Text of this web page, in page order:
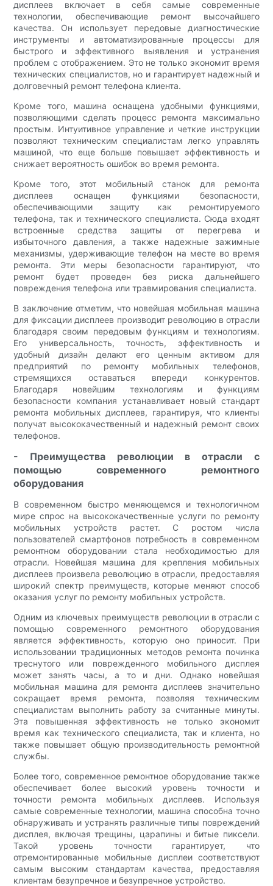
дисплеев включает в себя самые современные
технологии, обеспечивающие ремонт высочайшего
качества. Он использует передовые диагностические
инструменты и автоматизированные процессы для
быстрого и эффективного выявления и устранения
проблем с отображением. Это не только экономит время
технических специалистов, но и гарантирует надежный и
долговечный ремонт телефона клиента.
Кроме того, машина оснащена удобными функциями,
позволяющими сделать процесс ремонта максимально
простым. Интуитивное управление и четкие инструкции
позволяют техническим специалистам легко управлять
машиной, что еще больше повышает эффективность и
снижает вероятность ошибок во время ремонта.
Кроме того, этот мобильный станок для ремонта
дисплеев оснащен функциями безопасности,
обеспечивающими защиту как ремонтируемого
телефона, так и технического специалиста. Сюда входят
встроенные средства защиты от перегрева и
избыточного давления, а также надежные зажимные
механизмы, удерживающие телефон на месте во время
ремонта. Эти меры безопасности гарантируют, что
ремонт будет проведен без риска дальнейшего
повреждения телефона или травмирования специалиста.
В заключение отметим, что новейшая мобильная машина
для фиксации дисплеев производит революцию в отрасли
благодаря своим передовым функциям и технологиям.
Его универсальность, точность, эффективность и
удобный дизайн делают его ценным активом для
предприятий по ремонту мобильных телефонов,
стремящихся оставаться впереди конкурентов.
Благодаря новейшим технологиям и функциям
безопасности компания устанавливает новый стандарт
ремонта мобильных дисплеев, гарантируя, что клиенты
получат высококачественный и надежный ремонт своих
телефонов.
- Преимущества революции в отрасли с
помощью современного ремонтного
оборудования
В современном быстро меняющемся и технологичном
мире спрос на высококачественные услуги по ремонту
мобильных устройств растет. С ростом числа
пользователей смартфонов потребность в современном
ремонтном оборудовании стала необходимостью для
отрасли. Новейшая машина для крепления мобильных
дисплеев произвела революцию в отрасли, предоставляя
широкий спектр преимуществ, которые меняют способ
оказания услуг по ремонту мобильных устройств.
Одним из ключевых преимуществ революции в отрасли с
помощью современного ремонтного оборудования
является эффективность, которую оно приносит. При
использовании традиционных методов ремонта починка
треснутого или поврежденного мобильного дисплея
может занять часы, а то и дни. Однако новейшая
мобильная машина для ремонта дисплеев значительно
сокращает время ремонта, позволяя техническим
специалистам выполнить работу за считанные минуты.
Эта повышенная эффективность не только экономит
время как технического специалиста, так и клиента, но
также повышает общую производительность ремонтной
службы.
Более того, современное ремонтное оборудование также
обеспечивает более высокий уровень точности и
точности ремонта мобильных дисплеев. Используя
самые современные технологии, машина способна точно
обнаруживать и устранять различные типы повреждений
дисплея, включая трещины, царапины и битые пиксели.
Такой уровень точности гарантирует, что
отремонтированные мобильные дисплеи соответствуют
самым высоким стандартам качества, предоставляя
клиентам безупречное и безупречное устройство.